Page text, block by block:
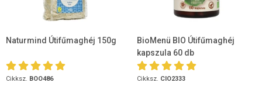
Naturmind Útifűmaghéj 150g
Cikksz. BOO486
BioMenü BIO Útifűmaghéj
kapszula 60 db
Cikksz. CIO2333